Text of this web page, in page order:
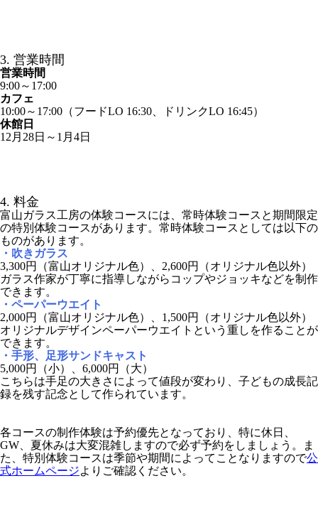
3. 営業時間
営業時間
9:00～17:00
カフェ
10:00～17:00（フードLO 16:30、ドリンクLO 16:45）
休館日
12月28日～1月4日
4. 料金
富山ガラス工房の体験コースには、常時体験コースと期間限定
の特別体験コースがあります。常時体験コースとしては以下の
ものがあります。
・吹きガラス
3,300円（富山オリジナル色）、2,600円（オリジナル色以外）
ガラス作家が丁寧に指導しながらコップやジョッキなどを制作
できます。
・ペーパーウエイト
2,000円（富山オリジナル色）、1,500円（オリジナル色以外）
オリジナルデザインペーパーウエイトという重しを作ることが
できます。
・手形、足形サンドキャスト
5,000円（小）、6,000円（大）
こちらは手足の大きさによって値段が変わり、子どもの成長記
録を残す記念として作られています。
各コースの制作体験は予約優先となっており、特に休日、
GW、夏休みは大変混雑しますので必ず予約をしましょう。ま
た、特別体験コースは季節や期間によってことなりますので公
式ホームページよりご確認ください。